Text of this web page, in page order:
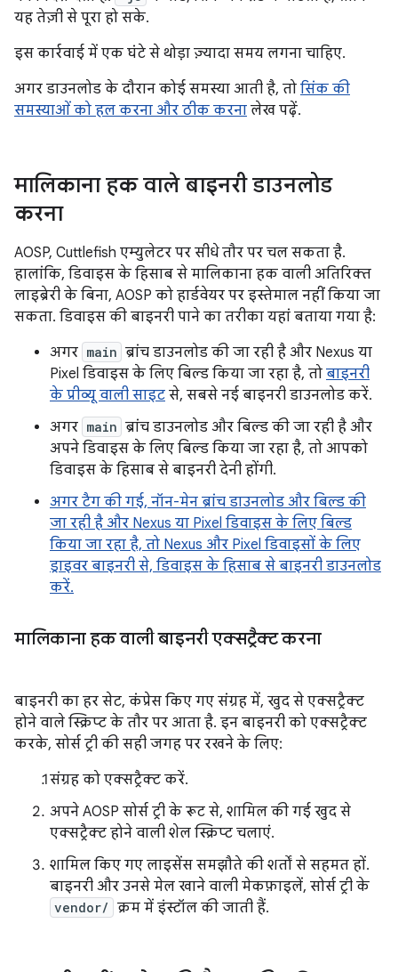
यह तेज़ी से पूरा हो सके.
इस कार्रवाई में एक घंटे से थोड़ा ज़्यादा समय लगना चाहिए.
अगर डाउनलोड के दौरान कोई समस्या आती है, तो सिंक की
समस्याओं को हल करना और ठीक करना लेख पढ़ें.
मालिकाना हक वाले बाइनरी डाउनलोड
करना
AOSP, Cuttlefish एम्युलेटर पर सीधे तौर पर चल सकता है.
हालांकि, डिवाइस के हिसाब से मालिकाना हक वाली अतिरिक्त
लाइब्रेरी के बिना, AOSP को हार्डवेयर पर इस्तेमाल नहीं किया जा
सकता. डिवाइस की बाइनरी पाने का तरीका यहां बताया गया है:
अगर main ब्रांच डाउनलोड की जा रही है और Nexus या
Pixel डिवाइस के लिए बिल्ड किया जा रहा है, तो बाइनरी
के प्रीव्यू वाली साइट से, सबसे नई बाइनरी डाउनलोड करें.
अगर main ब्रांच डाउनलोड और बिल्ड की जा रही है और
अपने डिवाइस के लिए बिल्ड किया जा रहा है, तो आपको
डिवाइस के हिसाब से बाइनरी देनी होंगी.
अगर टैग की गई, नॉन-मेन ब्रांच डाउनलोड और बिल्ड की
जा रही है और Nexus या Pixel डिवाइस के लिए बिल्ड
किया जा रहा है, तो Nexus और Pixel डिवाइसों के लिए
ड्राइवर बाइनरी से, डिवाइस के हिसाब से बाइनरी डाउनलोड
करें.
मालिकाना हक वाली बाइनरी एक्सट्रैक्ट करना
बाइनरी का हर सेट, कंप्रेस किए गए संग्रह में, खुद से एक्सट्रैक्ट
होने वाले स्क्रिप्ट के तौर पर आता है. इन बाइनरी को एक्सट्रैक्ट
करके, सोर्स ट्री की सही जगह पर रखने के लिए:
संग्रह को एक्सट्रैक्ट करें.
अपने AOSP सोर्स ट्री के रूट से, शामिल की गई खुद से
एक्सट्रैक्ट होने वाली शेल स्क्रिप्ट चलाएं.
शामिल किए गए लाइसेंस समझौते की शर्तों से सहमत हों.
बाइनरी और उनसे मेल खाने वाली मेकफ़ाइलें, सोर्स ट्री के
vendor/ क्रम में इंस्टॉल की जाती हैं.